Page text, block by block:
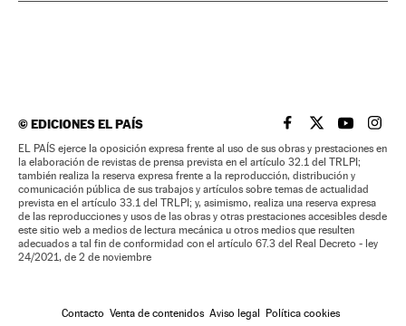
©EDICIONES EL PAÍS EL PAÍS BRASIL EN
EL PAÍSEL PAÍS
EL
EL PAÍS ejerce la oposición expresa frente al uso de sus obras y prestaciones en
la elaboración de revistas de prensa prevista en el artículo 32.1 del TRLPI;
también realiza la reserva expresa frente a la reproducción, distribución y
comunicación pública de sus trabajos y artículos sobre temas de actualidad
prevista en el artículo 33.1 del TRLPI; y, asimismo, realiza una reserva expresa
de las reproducciones y usos de las obras y otras prestaciones accesibles desde
este sitio web a medios de lectura mecánica u otros medios que resulten
adecuados a tal fin de conformidad con el artículo 67.3 del Real Decreto - ley
24/2021, de 2 de noviembre
Contacto Venta de contenidos Aviso legal Política cookies